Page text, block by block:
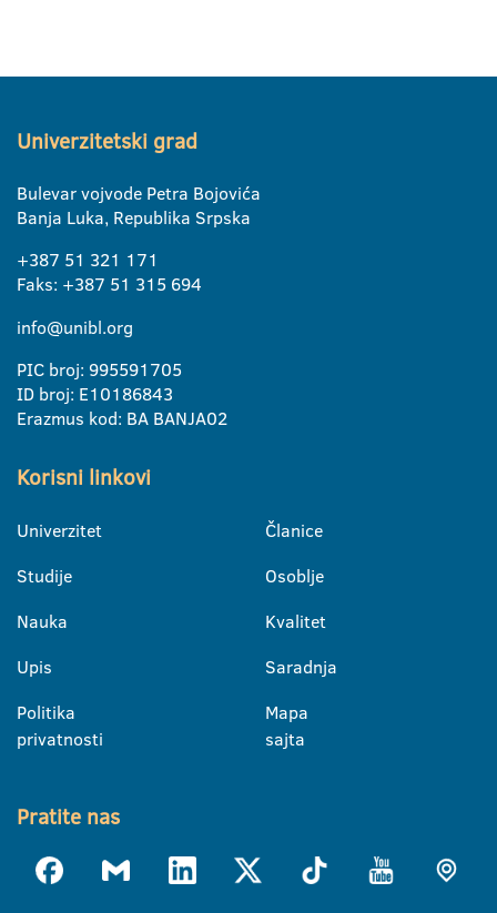
Univerzitetski grad
Bulevar vojvode Petra Bojovića
Banja Luka, Republika Srpska
+387 51 321 171
Faks: +387 51 315 694
info@unibl.org
PIC broj: 995591705
ID broj: E10186843
Erazmus kod: BA BANJA02
Korisni linkovi
Univerzitet
Studije
Nauka
Upis
Politika
privatnosti
Članice
Osoblje
Kvalitet
Saradnja
Mapa
sajta
Pratite nas